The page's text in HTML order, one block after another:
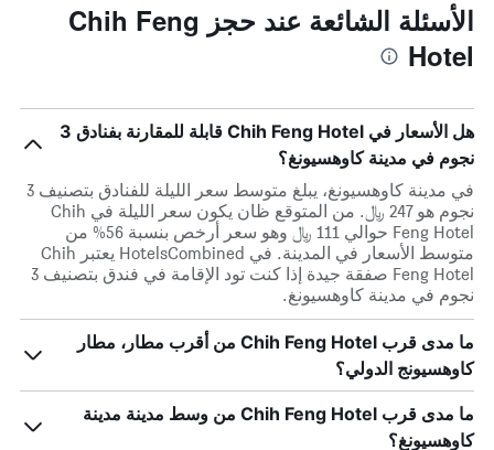
الأسئلة الشائعة عند حجز Chih Feng
Hotel
هل الأسعار في Chih Feng Hotel قابلة للمقارنة بفنادق 3
نجوم في مدينة كاوهسيونغ؟
في مدينة كاوهسيونغ، يبلغ متوسط ​​سعر الليلة للفنادق بتصنيف 3
نجوم هو 247 ﷼. من المتوقع ظان يكون سعر الليلة في Chih
Feng Hotel حوالي 111 ﷼ وهو سعر أرخص بنسبة 56% من
متوسط الأسعار في المدينة. في HotelsCombined يعتبر Chih
Feng Hotel صفقة جيدة إذا كنت تود الإقامة في فندق بتصنيف 3
نجوم في مدينة كاوهسيونغ.
ما مدى قرب Chih Feng Hotel من أقرب مطار، مطار
كاوهسيونج الدولي؟
ما مدى قرب Chih Feng Hotel من وسط مدينة مدينة
كاوهسيونغ؟